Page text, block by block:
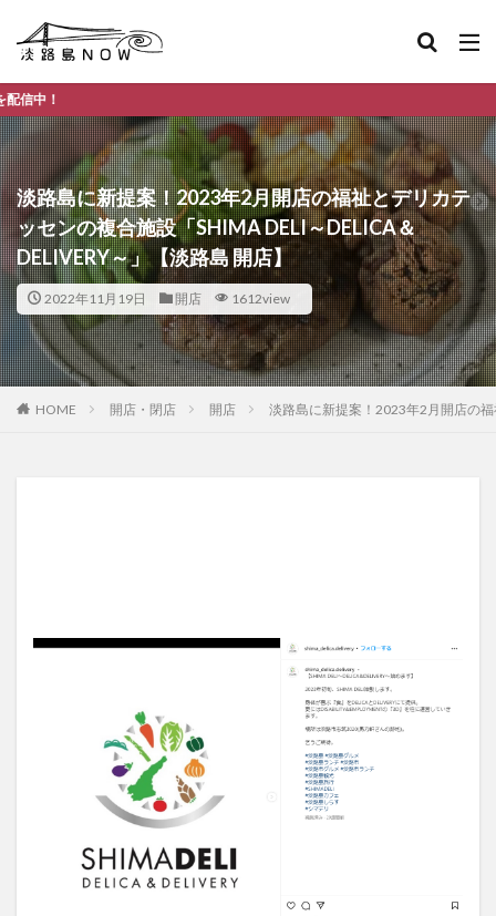
淡路島に新提案！2023年2月開店の福祉とデリカテ
ッセンの複合施設「SHIMA DELI～DELICA＆
DELIVERY～」【淡路島 開店】
2022年11月19日 開店 1612view
HOME 開店・閉店 開店 淡路島に新提案！2023年2月開店の福